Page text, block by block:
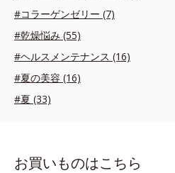
#コラーゲンゼリー (7)
#乾燥悩み (55)
#ヘルスメンテナンス (16)
#夏の美容 (16)
#夏 (33)
お買いものはこちら